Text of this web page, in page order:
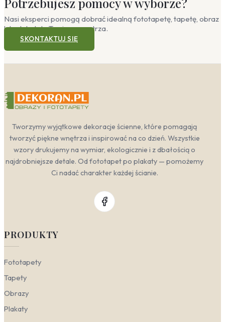
Nasi eksperci pomogą dobrać idealną fototapetę, tapetę, obraz
lub plakat do Twojego wnętrza.
SKONTAKTUJ SIĘ
Tworzymy wyjątkowe dekoracje ścienne, które pomagają
tworzyć piękne wnętrza i inspirować na co dzień. Wszystkie
wzory drukujemy na wymiar, ekologicznie i z dbałością o
najdrobniejsze detale. Od fototapet po plakaty — pomożemy
Ci nadać charakter każdej ścianie.
PRODUKTY
Fototapety
Tapety
Obrazy
Plakaty